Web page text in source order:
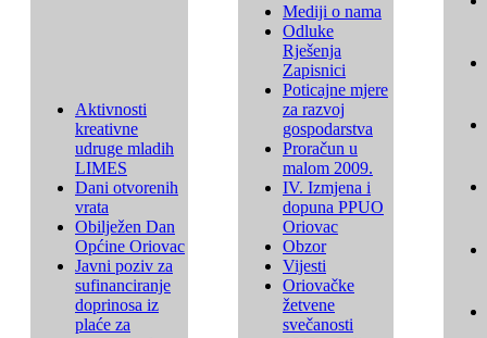
Aktivnosti
kreativne
udruge mladih
LIMES
Dani otvorenih
vrata
Obilježen Dan
Općine Oriovac
Javni poziv za
sufinanciranje
doprinosa iz
plaće za
Mediji o nama
Odluke
Rješenja
Zapisnici
Poticajne mjere
za razvoj
gospodarstva
Proračun u
malom 2009.
IV. Izmjena i
dopuna PPUO
Oriovac
Obzor
Vijesti
Oriovačke
žetvene
svečanosti